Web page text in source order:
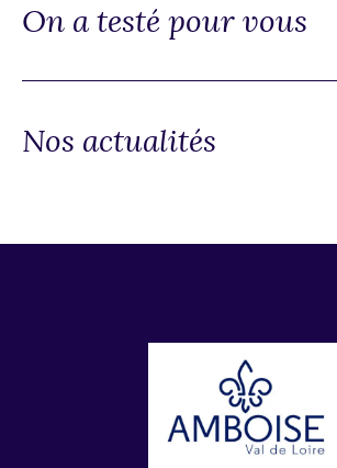
On a testé pour vous
Nos actualités